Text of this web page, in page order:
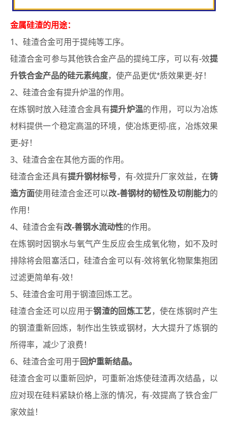
金属硅渣的用途：
1 、硅渣合金可用于提纯等工序。
硅渣合金可参与其他铁合金产品的提纯工序，可以有-效提
升铁合金产品的硅元素纯度，使产品更优*质效果更-好！
2、硅渣合金有提升炉温的作用。
在炼钢时放入硅渣合金具有提升炉温的作用，可以为冶炼
材料提供一个稳定高温的环境，使冶炼更彻-底，冶炼效果
更-好！
3、硅渣合金在其他方面的作用。
硅渣合金还具有提升钢材标号，有-效提升厂家效益，在铸
造方面使用硅渣合金还可以改-善钢材的韧性及切削能力的
作用！
4、硅渣合金有改-善钢水流动性的作用。
在炼钢时因钢水与氧气产生反应会生成氧化物，如不及时
排除将会阻塞活口，硅渣合金可以有-效将氧化物聚集抱团
过滤更简单有-效！
5、硅渣合金可用于钢渣回炼工艺。
硅渣合金还可以应用于钢渣的回炼工艺，使在炼钢时产生
的钢渣重新回炼，制作出生铁或钢材，大大提升了炼钢的
所得率，减少了浪费！
6、硅渣合金可用于回炉重新结晶。
硅渣合金可以重新回炉，可重新冶炼使硅渣再次结晶，以
应对现在硅料紧缺价格上涨的情况，有-效提高了铁合金厂
家效益！